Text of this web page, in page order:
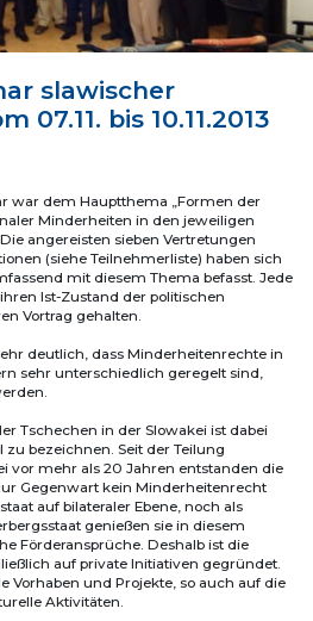
slawischer
07.11. bis 10.11.2013
war dem Hauptthema „Formen der
Minderheiten in den jeweiligen
angereisten sieben Vertretungen
(siehe Teilnehmerliste) haben sich
mit diesem Thema befasst. Jede
Ist-Zustand der politischen
Vortrag gehalten.
deutlich, dass Minderheitenrechte in
sehr unterschiedlich geregelt sind,
Tschechen in der Slowakei ist dabei
zu bezeichnen. Seit der Teilung
vor mehr als 20 Jahren entstanden die
Gegenwart kein Minderheitenrecht
auf bilateraler Ebene, noch als
genießen sie in diesem
Förderansprüche. Deshalb ist die
auf private Initiativen gegründet.
Vorhaben und Projekte, so auch auf die
Aktivitäten.